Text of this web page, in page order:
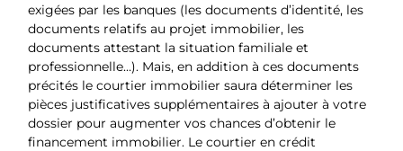
exigées par les banques (les documents d’identité, les
documents relatifs au projet immobilier, les
documents attestant la situation familiale et
professionnelle…). Mais, en addition à ces documents
précités le courtier immobilier saura déterminer les
pièces justificatives supplémentaires à ajouter à votre
dossier pour augmenter vos chances d’obtenir le
financement immobilier. Le courtier en crédit